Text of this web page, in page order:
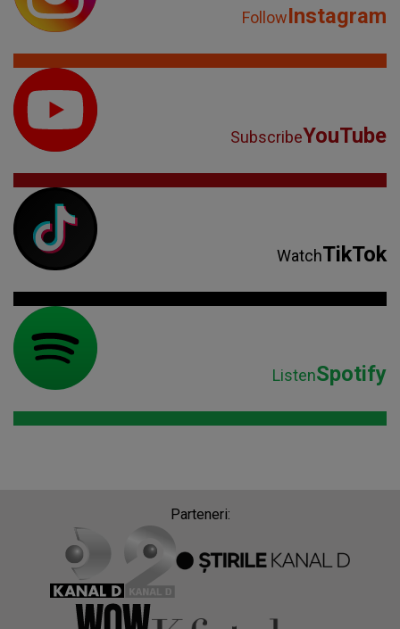
FollowInstagram
SubscribeYouTube
WatchTikTok
ListenSpotify
Parteneri: